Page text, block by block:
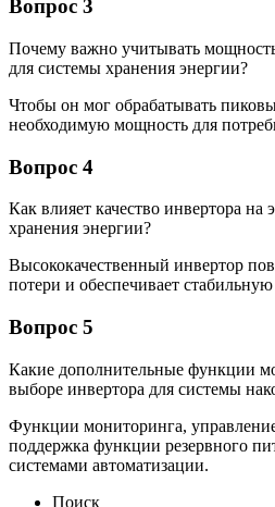
Вопрос 3
Почему важно учитывать
для системы хранения энергии?
Чтобы он мог обрабатывать
необходимую мощность для
Вопрос 4
Как влияет качество инвертора на
хранения энергии?
Высококачественный инвертор
потери и обеспечивает
Вопрос 5
Какие дополнительные функции
выборе инвертора для системы
Функции мониторинга,
поддержка функции резервного
системами автоматизации.
Поиск